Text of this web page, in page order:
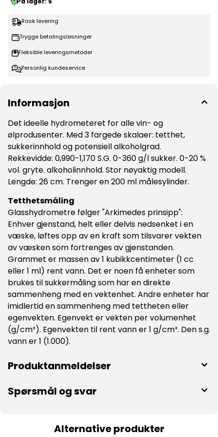
er 1 (1.000).
Rask levering
Trygge betalingsløsninger
Fleksible leveringsmetoder
Personlig kundeservice
Informasjon
Det ideelle hydrometeret for alle vin- og
ølprodusenter. Med 3 fargede skalaer: tetthet,
sukkerinnhold og potensiell alkoholgrad.
Rekkevidde: 0,990-1,170 S.G. 0-360 g/l sukker. 0-20 %
vol. gryte. alkoholinnhold. Stor nøyaktig modell.
Lengde: 26 cm. Trenger en 200 ml målesylinder.
Tetthetsmåling
Glasshydrometre følger "Arkimedes prinsipp":
Enhver gjenstand, helt eller delvis nedsenket i en
væske, løftes opp av en kraft som tilsvarer vekten
av væsken som fortrenges av gjenstanden.
Grammet er massen av 1 kubikkcentimeter (1 cc
eller 1 ml) rent vann. Det er noen få enheter som
brukes til sukkermåling som har en direkte
sammenheng med en vektenhet. Andre enheter har
imidlertid en sammenheng med tettheten eller
egenvekten. Egenvekt er vekten per volumenhet
(g/cm³). Egenvekten til rent vann er 1 g/cm³. Den s.g.
vann er 1 (1.000).
Produktanmeldelser
Spørsmål og svar
Alternative produkter